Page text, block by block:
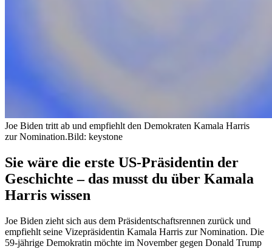
Joe Biden tritt ab und empfiehlt den Demokraten Kamala Harris
zur Nomination.Bild: keystone
Sie wäre die erste US-Präsidentin der
Geschichte – das musst du über Kamala
Harris wissen
Joe Biden zieht sich aus dem Präsidentschaftsrennen zurück und
empfiehlt seine Vizepräsidentin Kamala Harris zur Nomination. Die
59-jährige Demokratin möchte im November gegen Donald Trump